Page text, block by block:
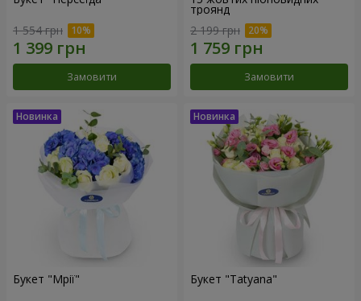
1 554 грн
Замовити
троянд
2 199 грн
Замовити
Букет "Мрії" Букет "Tatyana"